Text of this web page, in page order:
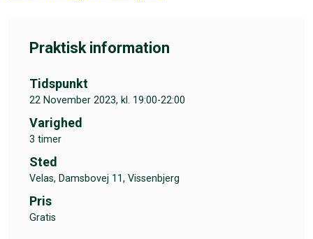
Praktisk information
Tidspunkt
22 November 2023, kl. 19:00-22:00
Varighed
3 timer
Sted
Velas, Damsbovej 11, Vissenbjerg
Pris
Gratis